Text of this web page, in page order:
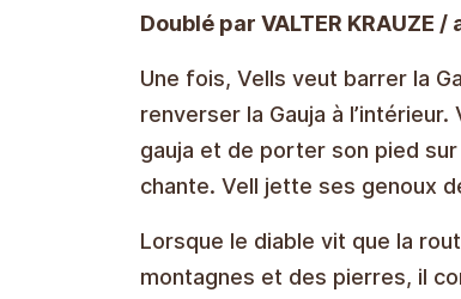
Doublé par VALTER KRAUZE
Une fois, Vells veut barrer la
renverser la Gauja à
gauja et de porter son pied sur
chante. Vell jette ses genoux
Lorsque le diable vit que la
montagnes et des pierres, il